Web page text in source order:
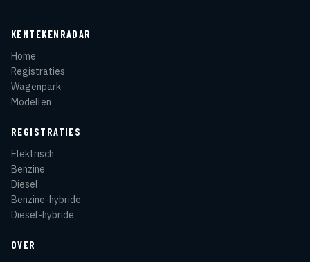
KENTEKENRADAR
Home
Registraties
Wagenpark
Modellen
REGISTRATIES
Elektrisch
Benzine
Diesel
Benzine-hybride
Diesel-hybride
OVER